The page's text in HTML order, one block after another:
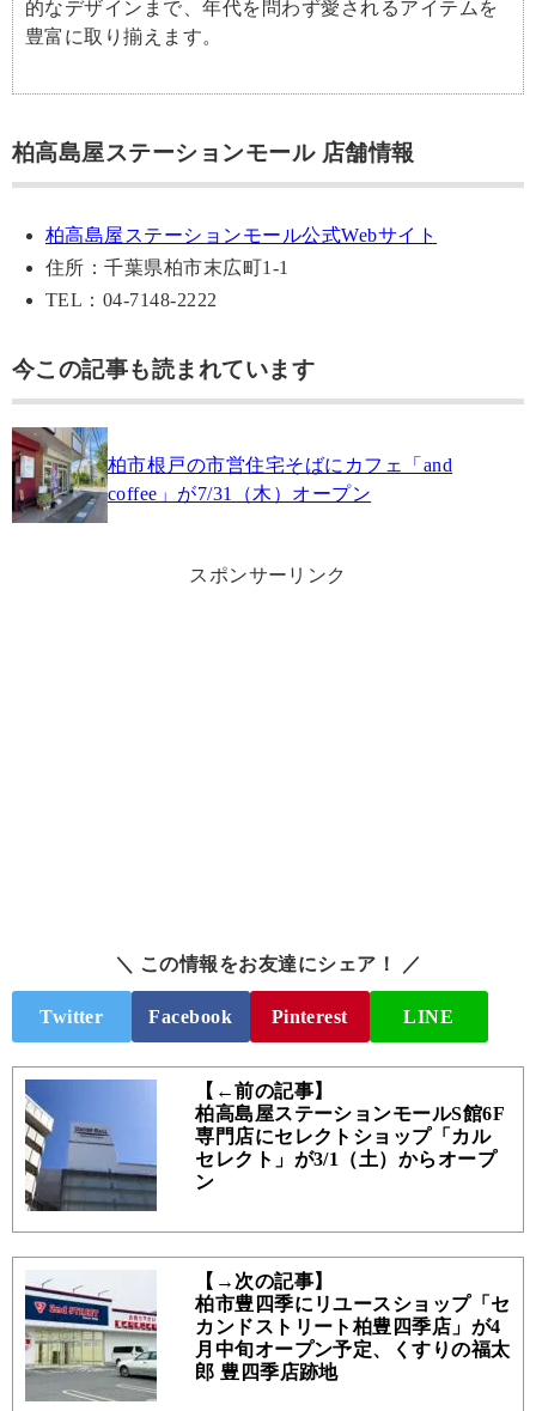
的なデザインまで、年代を問わず愛されるアイテムを
豊富に取り揃えます。
柏高島屋ステーションモール 店舗情報
柏高島屋ステーションモール公式Webサイト
住所：千葉県柏市末広町1-1
TEL：04-7148-2222
今この記事も読まれています
柏市根戸の市営住宅そばにカフェ「and
coffee」が7/31（木）オープン
スポンサーリンク
＼ この情報をお友達にシェア！ ／
Twitter Facebook Pinterest LINE
【←前の記事】
柏高島屋ステーションモールS館6F
専門店にセレクトショップ「カル
セレクト」が3/1（土）からオープ
ン
【→次の記事】
柏市豊四季にリユースショップ「セ
カンドストリート柏豊四季店」が4
月中旬オープン予定、くすりの福太
郎 豊四季店跡地